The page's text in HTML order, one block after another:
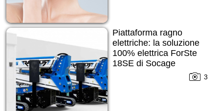
Piattaforma ragno
elettriche: la soluzione
100% elettrica ForSte
18SE di Socage
3